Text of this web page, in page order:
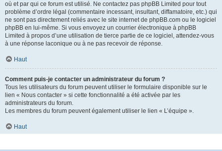
où et par qui ce forum est utilisé. Ne contactez pas phpBB Limited pour tout
problème d’ordre légal (commentaire incessant, insultant, diffamatoire, etc.) qui
ne sont pas directement reliés avec le site internet de phpBB.com ou le logiciel
phpBB en lui-même. Si vous envoyez un courrier électronique à phpBB
Limited à propos d’une utilisation de tierce partie de ce logiciel, attendez-vous
à une réponse laconique ou à ne pas recevoir de réponse.
Haut
Comment puis-je contacter un administrateur du forum ?
Tous les utilisateurs du forum peuvent utiliser le formulaire disponible sur le
lien « Nous contacter » si cette fonctionnalité a été activée par les
administrateurs du forum.
Les membres du forum peuvent également utiliser le lien « L’équipe ».
Haut